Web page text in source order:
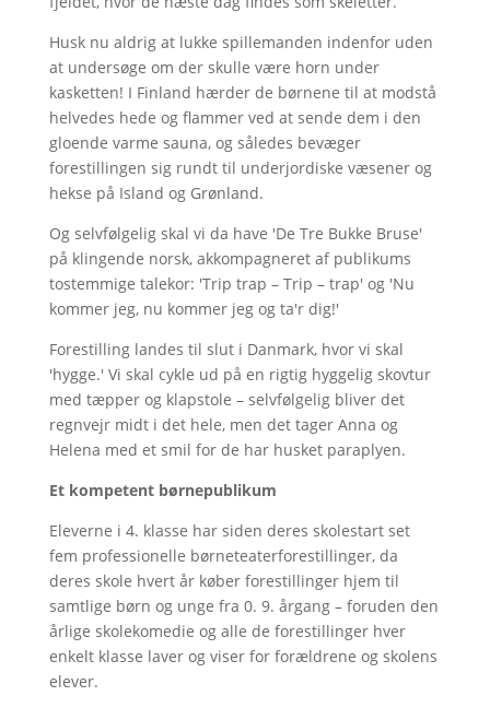
Husk nu aldrig at lukke spillemanden indenfor uden
at undersøge om der skulle være horn under
kasketten! I Finland hærder de børnene til at modstå
helvedes hede og flammer ved at sende dem i den
gloende varme sauna, og således bevæger
forestillingen sig rundt til underjordiske væsener og
hekse på Island og Grønland.
Og selvfølgelig skal vi da have 'De Tre Bukke Bruse'
på klingende norsk, akkompagneret af publikums
tostemmige talekor: 'Trip trap – Trip – trap' og 'Nu
kommer jeg, nu kommer jeg og ta'r dig!'
Forestilling landes til slut i Danmark, hvor vi skal
'hygge.' Vi skal cykle ud på en rigtig hyggelig skovtur
med tæpper og klapstole – selvfølgelig bliver det
regnvejr midt i det hele, men det tager Anna og
Helena med et smil for de har husket paraplyen.
Et kompetent børnepublikum
Eleverne i 4. klasse har siden deres skolestart set
fem professionelle børneteaterforestillinger, da
deres skole hvert år køber forestillinger hjem til
samtlige børn og unge fra 0. 9. årgang – foruden den
årlige skolekomedie og alle de forestillinger hver
enkelt klasse laver og viser for forældrene og skolens
elever.